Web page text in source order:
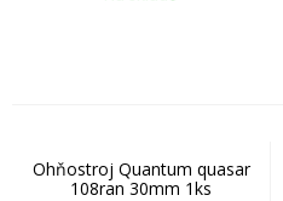
Ohňostroj Quantum quasar
108ran 30mm 1ks